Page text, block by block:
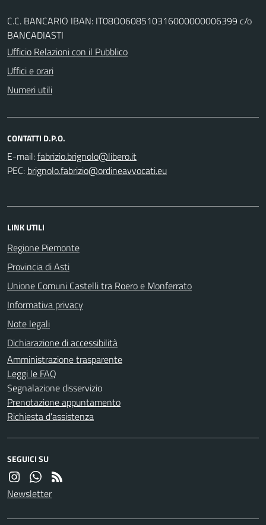
C.C. BANCARIO IBAN: IT08O0608510316000000006399 c/o
BANCADIASTI
Ufficio Relazioni con il Pubblico
Uffici e orari
Numeri utili
CONTATTI D.P.O.
E-mail:
PEC:
LINK UTILI
Regione Piemonte
Provincia di Asti
Unione Comuni Castelli tra Roero e Monferrato
Informativa privacy
Note legali
Dichiarazione di accessibilità
Amministrazione trasparente
Leggi le FAQ
Segnalazione disservizio
Prenotazione appuntamento
Richiesta d'assistenza
SEGUICI SU
Newsletter